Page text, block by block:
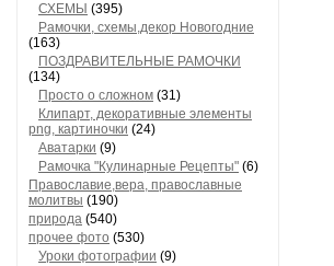
СХЕМЫ (395)
Рамочки, схемы,декор Новогодние
(163)
ПОЗДРАВИТЕЛЬНЫЕ РАМОЧКИ
(134)
Просто о сложном (31)
Клипарт, декоративные элементы
png, картиночки (24)
Аватарки (9)
Рамочка "Кулинарные Рецепты" (6)
Православие,вера, православные
молитвы (190)
природа (540)
прочее фото (530)
Уроки фотографии (9)